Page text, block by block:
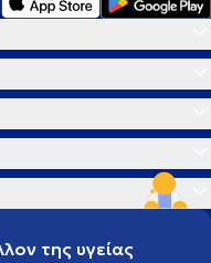
της υγείας